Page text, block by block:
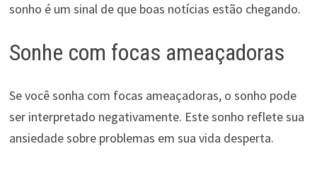
sonho é um sinal de que boas notícias estão chegando.
Sonhe com focas ameaçadoras
Se você sonha com focas ameaçadoras, o sonho pode
ser interpretado negativamente. Este sonho reflete sua
ansiedade sobre problemas em sua vida desperta.